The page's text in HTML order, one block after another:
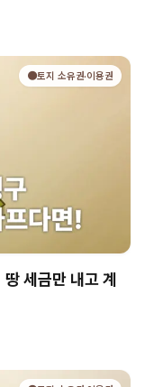
🟤토지 소유권·이용권
세금만 내고 계